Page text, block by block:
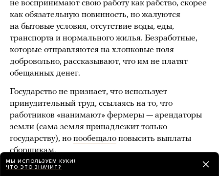
не воспринимают свою работу как рабство, скорее
как обязательную повинность, но жалуются
на бытовые условия, отсутствие воды, еды,
транспорта и нормального жилья. Безработные,
которые отправляются на хлопковые поля
добровольно, рассказывают, что им не платят
обещанных денег.
Государство не признает, что использует
принудительный труд, ссылаясь на то, что
работников «нанимают» фермеры — арендаторы
земли (сама земля принадлежит только
государству), но пообещало повысить выплаты
сборщикам.
Другое ограничение свобод, на которое указывают
МЫ ИСПОЛЬЗУЕМ КУКИ!
ЧТО ЭТО ЗНАЧИТ?